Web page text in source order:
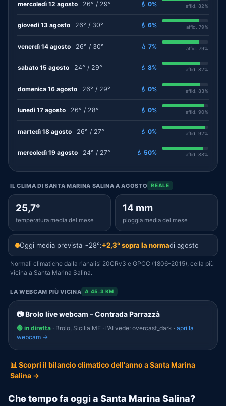
mercoledì 12 agosto 26° / 29° 💧 0% affid. 82%
giovedì 13 agosto 26° / 30° 💧 6% affid. 79%
venerdì 14 agosto 26° / 30° 💧 7% affid. 79%
sabato 15 agosto 24° / 29° 💧 8% affid. 82%
domenica 16 agosto 26° / 29° 💧 0% affid. 83%
lunedì 17 agosto 26° / 28° 💧 0% affid. 90%
martedì 18 agosto 26° / 27° 💧 0% affid. 92%
mercoledì 19 agosto 24° / 27° 💧 50% affid. 88%
IL CLIMA DI SANTA MARINA SALINA A AGOSTO REALE
25,7°
temperatura media del mese
14 mm
pioggia media del mese
Oggi media prevista ~28°:+2,3° sopra la normadi agosto
Normali climatiche dalla rianalisi 20CRv3 e GPCC (1806–2015), cella più
vicina a Santa Marina Salina.
LA WEBCAM PIÙ VICINA A 45.3 KM
📷 Brolo live webcam – Contrada Parrazzà
🟢 in diretta · Brolo, Sicilia ME · l'AI vede: overcast_dark · apri la
webcam →
📊 Scopri il bilancio climatico dell'anno a Santa Marina
Salina →
Che tempo fa oggi a Santa Marina Salina?